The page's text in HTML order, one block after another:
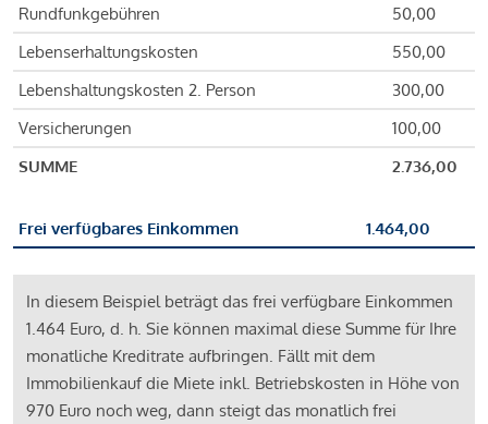
Rundfunkgebühren
50,00
Lebenserhaltungskosten
550,00
Lebenshaltungskosten 2. Person
300,00
Versicherungen
100,00
SUMME
2.736,00
Frei verfügbares Einkommen 1.464,00
In diesem Beispiel beträgt das frei verfügbare Einkommen
1.464 Euro, d. h. Sie können maximal diese Summe für Ihre
monatliche Kreditrate aufbringen. Fällt mit dem
Immobilienkauf die Miete inkl. Betriebskosten in Höhe von
970 Euro noch weg, dann steigt das monatlich frei